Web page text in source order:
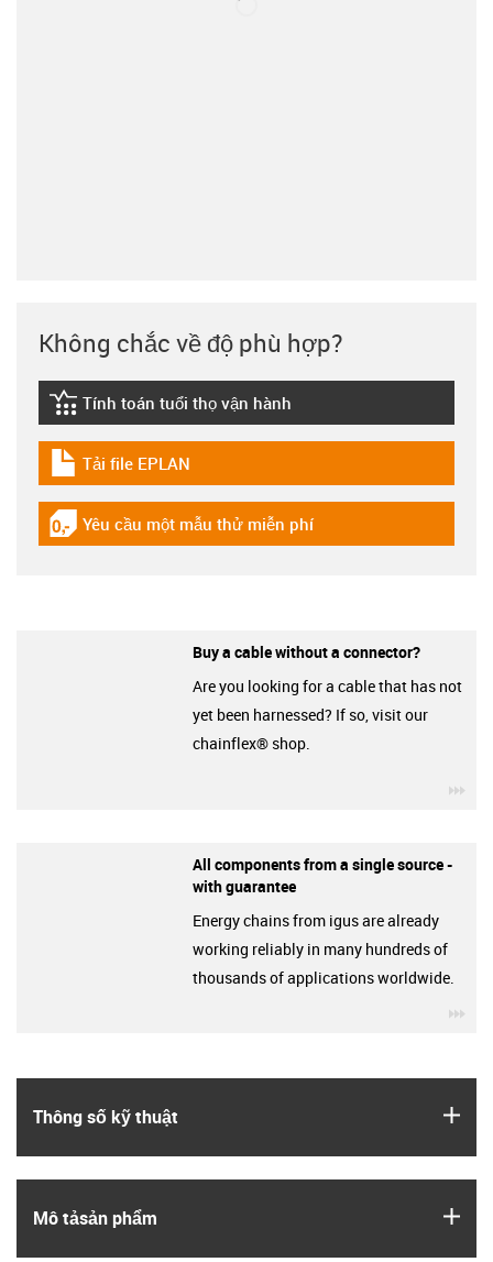
Thông số kỹ thuật
Mô tả­sản phẩm
Không chắc về độ phù hợp?
igus-icon-lebensdauerrechner
Tính toán tuổi thọ vận hành
igus-icon-download-plan
Tải file EPLAN
igus-icon-gratismuster
Yêu cầu một mẫu thử miễn phí
Buy a cable without a connector?
Are you looking for a cable that has not
yet been harnessed? If so, visit our
chainflex® shop.
All components from a single source -
with guarantee
Energy chains from igus are already
working reliably in many hundreds of
thousands of applications worldwide.